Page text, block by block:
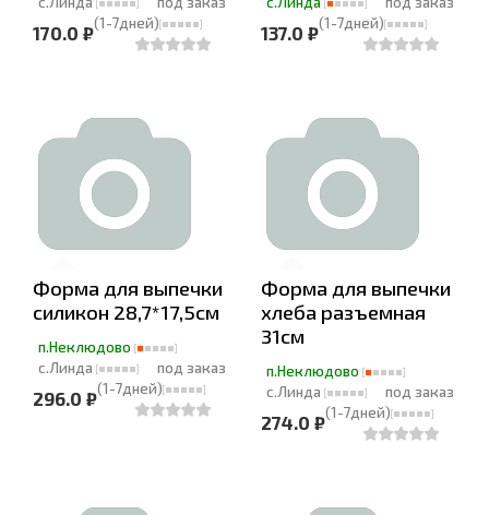
(1-7дней)
170.0 ₽
(1-7дней)
137.0 ₽
Форма для выпечки
силикон 28,7*17,5см
п.Неклюдово
с.Линда
под заказ
(1-7дней)
296.0 ₽
Форма для выпечки
хлеба разъемная
31см
п.Неклюдово
с.Линда
под заказ
(1-7дней)
274.0 ₽